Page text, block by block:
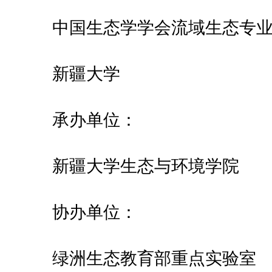
中国生态学学会流域生态专
新疆大学
承办单位：
新疆大学生态与环境学院
协办单位：
绿洲生态教育部重点实验室